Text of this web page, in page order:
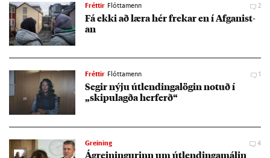
Fréttir Flóttamenn 2
Fá ekki að læra hér frek­ar en í Af­gan­ist­
an
Fréttir Flóttamenn 1
Seg­ir nýju út­lend­inga­lög­in not­uð í
„skipu­lagða her­ferð“
Greining 4
Ágrein­ing­ur­inn um út­lend­inga­mál­in